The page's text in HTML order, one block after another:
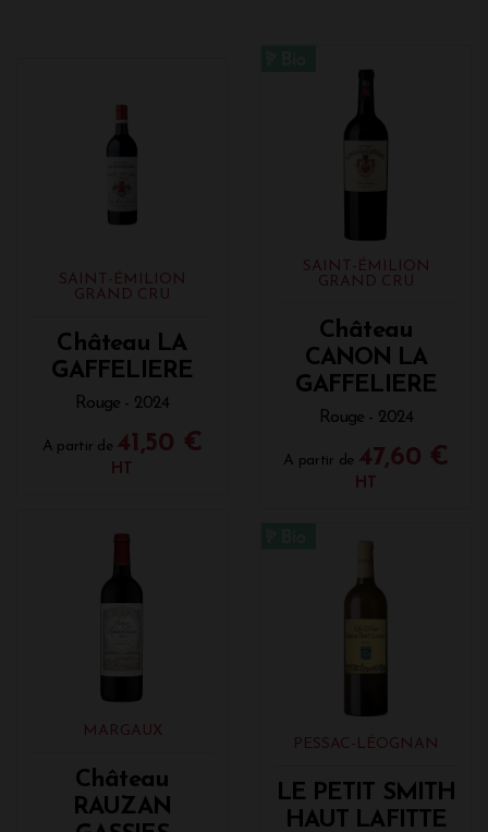
SAINT-ÉMILION
GRAND CRU
Château LA
GAFFELIERE
Rouge - 2024
A partir de 41,50 €
HT
SAINT-ÉMILION
GRAND CRU
Château
CANON LA
GAFFELIERE
Rouge - 2024
A partir de 47,60 €
HT
MARGAUX
Château
RAUZAN
PESSAC-LÉOGNAN
LE PETIT SMITH
HAUT LAFITTE